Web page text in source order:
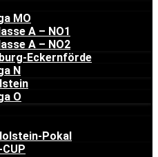
MO
A – NO1
A – NO2
Eckernförde
N
O
Pokal
CUP